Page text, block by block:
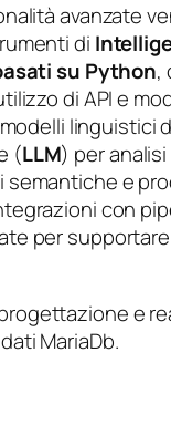
avanzate
di
su Python,
di API e
linguistici
(LLM) per
semantiche e
con
per
e
MariaDb.